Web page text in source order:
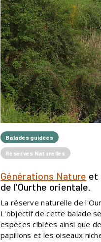
Balades guidées
Réserves Naturelles
Générations Nature et
de l’Ourthe orientale.
La réserve naturelle de
L'objectif de cette balade
espèces ciblées ainsi que
papillons et les oiseaux